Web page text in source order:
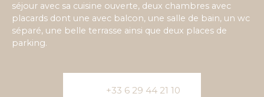
séjour avec sa cuisine ouverte, deux chambres avec
placards dont une avec balcon, une salle de bain, un wc
séparé, une belle terrasse ainsi que deux places de
parking.
+33 6 29 44 21 10